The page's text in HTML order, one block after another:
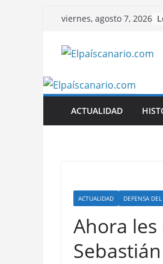
Saltar
contenido
viernes, agosto 7, 2026
ACTUALIDAD
ACTUALIDAD DEFENSA
Ahora les